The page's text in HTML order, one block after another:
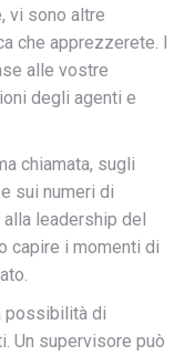
vi sono altre
che apprezzerete. I
alle vostre
degli agenti e
chiamata, sugli
sui numeri di
leadership del
capire i momenti di
possibilità di
Un supervisore può